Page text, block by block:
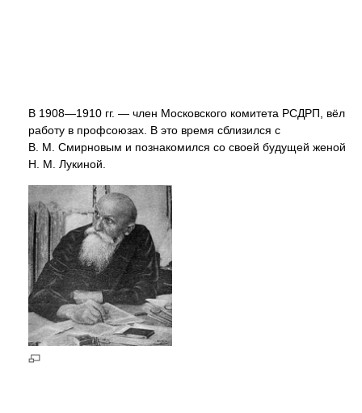
В 1908—1910 гг. — член Московского комитета РСДРП, вёл
работу в профсоюзах. В это время сблизился с
В. М. Смирновым и познакомился со своей будущей женой
Н. М. Лукиной.